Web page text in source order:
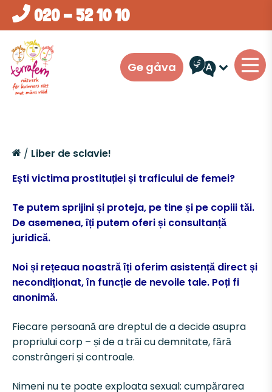
020 - 52 10 10
Ge gåva
Stödsamtal
Skyddat boende
Kvinnojour
Var med oss
Gå med i Terrafems Advokat-och
Bli informatör
Bli samtalsledare
Yrkesverksam
Om oss
Kontakta oss
Styrelsen
Terrafems styrstruktur
Terrafems styrstruktur
Dokument
/ Liber de sclavie!
Ești victima prostituției și traficului de femei?
Te putem sprijini și proteja, pe tine și pe copiii tăi.
De asemenea, îți putem oferi și consultanță
juridică.
Noi și rețeaua noastră îți oferim asistență direct și
necondiționat, în funcție de nevoile tale. Poți fi
anonimă.
Fiecare persoană are dreptul de a decide asupra
propriului corp – și de a trăi cu demnitate, fără
constrângeri și controale.
Nimeni nu te poate exploata sexual: cumpărarea